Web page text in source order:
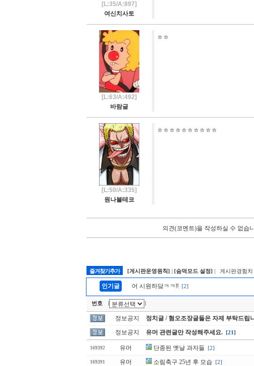
[L:35/A:897]
여신치사토
[L:63/A:492]
바람글
ㅎㅎ
[L:50/A:335]
원나블테코
ㅎㅎㅎㅎㅎㅎㅎㅎㅎㅎ
의견(코멘트)을 작성하실 수 없습
즐겨찾기추가 [게시판운영원칙] | [숨덕모드 설정] | 게시판경험치
인기글 어 시원하닼ㅋㅋ!! [2]
번호
정보공지 정치글 / 혐오조장글들은 자제 부탁드립
정보공지 유머 관련글만 작성해주세요. [21]
169392 유머 단종된 옛날 과자들 [2]
169391 유머 소림축구 25년 후 모습 [2]